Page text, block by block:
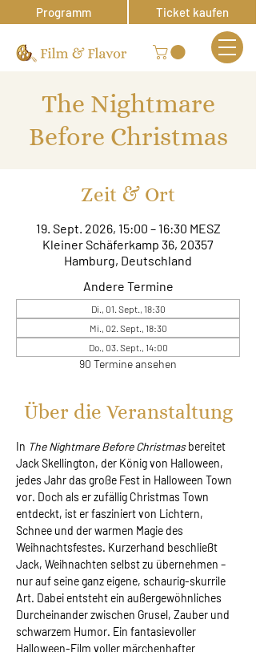
Programm Ticket kaufen
The Nightmare
Before Christmas
Zeit & Ort
19. Sept. 2026, 15:00 – 16:30 MESZ
Kleiner Schäferkamp 36, 20357
Hamburg, Deutschland
Andere Termine
Di., 01. Sept., 18:30
Mi., 02. Sept., 18:30
Do., 03. Sept., 14:00
90 Termine ansehen
Über die Veranstaltung
In The Nightmare Before Christmas bereitet
Jack Skellington, der König von Halloween,
jedes Jahr das große Fest in Halloween Town
vor. Doch als er zufällig Christmas Town
entdeckt, ist er fasziniert von Lichtern,
Schnee und der warmen Magie des
Weihnachtsfestes. Kurzerhand beschließt
Jack, Weihnachten selbst zu übernehmen –
nur auf seine ganz eigene, schaurig-skurrile
Art. Dabei entsteht ein außergewöhnliches
Durcheinander zwischen Grusel, Zauber und
schwarzem Humor. Ein fantasievoller
Halloween-Film voller märchenhafter